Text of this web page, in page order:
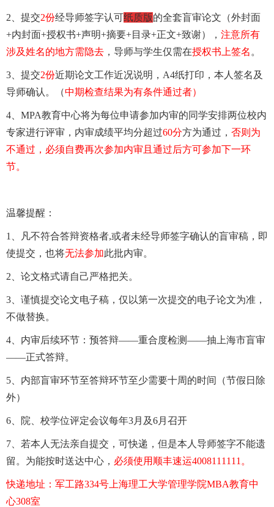
2 、提交2份经导师签字认可纸质版的全套盲审论文（外封面
+内封面+授权书+声明+摘要+目录+正文+致谢）， 注意所有
涉及姓名的地方需隐去 ，导师与学生仅需在授权书上签名 。
3 、提交2份近期论文工作近况说明，A4纸打印，本人签名及
导师确认。（中期检查结果为有条件通过者）
4 、MPA教育中心将为每位申请参加内审的同学安排两位校内
专家进行评审，内审成绩平均分超过60分方为通过， 否则为
不通过，必须自费再次参加内审且通过后方可参加下一环
节。
温馨提醒：
1
、凡不符合答辩资格者,或者未经导师签字确认的盲审稿，即
使提交，也将无法参加此批内审。
2 、论文格式请自己严格把关。
3 、谨慎提交论文电子稿，仅以第一次提交的电子论文为准，
不做替换。
4 、内审后续环节：预答辩——重合度检测——抽上海市盲审
——正式答辩。
5 、内部盲审环节至答辩环节至少需要十周的时间（节假日除
外）
6 、院、校学位评定会议每年3月及6月召开
7 、若本人无法亲自提交，可快递，但是本人导师签字不能遗
留。为能按时送达中心， 必须使用顺丰速运4008111111。
快递地址：军工路334号上海理工大学管理学院MBA教育中
心308室